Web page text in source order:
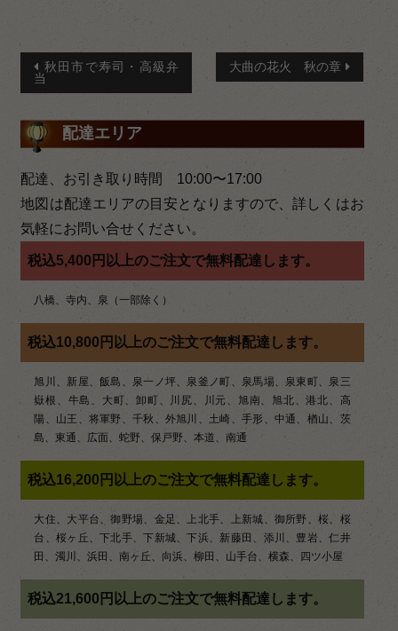
投
稿
ナ
ビ
ゲ
ー
シ
ョ
ン
秋田市で寿司・高級弁
当
大曲の花火 秋の章
配達エリア
配達、お引き取り時間 10:00〜17:00
地図は配達エリアの目安となりますので、詳しくはお
気軽にお問い合せください。
税込5,400円以上のご注文で無料配達します。
八橋、寺内、泉（一部除く）
税込10,800円以上のご注文で無料配達します。
旭川、新屋、飯島、泉一ノ坪、泉釜ノ町、泉馬場、泉東町、泉三
嶽根、牛島、大町、卸町、川尻、川元、旭南、旭北、港北、高
陽、山王、将軍野、千秋、外旭川、土崎、手形、中通、楢山、茨
島、東通、広面、蛇野、保戸野、本道、南通
税込16,200円以上のご注文で無料配達します。
大住、大平台、御野場、金足、上北手、上新城、御所野、桜、桜
台、桜ヶ丘、下北手、下新城、下浜、新藤田、添川、豊岩、仁井
田、濁川、浜田、南ヶ丘、向浜、柳田、山手台、横森、四ツ小屋
税込21,600円以上のご注文で無料配達します。